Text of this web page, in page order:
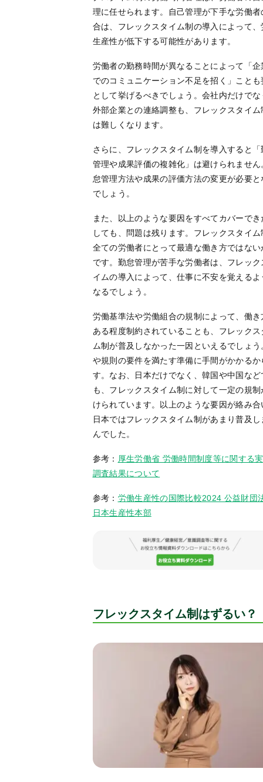
理に任せられます。自己管理が下手な労働者
合は、フレックスタイム制の導入によって、
生産性が低下する可能性があります。
労働者の勤務時間が異なることによって「企
でのコミュニケーション不足を招く」ことも
として挙げるべきでしょう。会社内だけでな
外部企業との連絡調整も、フレックスタイム
は難しくなります。
さらに、フレックスタイム制を導入すると「
管理や成果評価の複雑化」は避けられません
怠管理方法や成果の評価方法の変更が必要と
でしょう。
また、以上のような要因をすべてカバーでき
しても、問題は残ります。フレックスタイム
全ての労働者にとって最適な働き方ではない
です。勤怠管理が苦手な労働者は、フレック
イムの導入によって、仕事に不安を覚えるよ
なるでしょう。
労働基準法や労働組合の規制によって、働き
ある程度制約されていることも、フレックス
ム制が普及しなかった一因といえるでしょう
や規則の要件を満たす準備に手間がかかるか
す。なお、日本だけでなく、韓国や中国など
も、フレックスタイム制に対して一定の規制
けられています。以上のような要因が絡み合
日本ではフレックスタイム制があまり普及し
んでした。
参考： 厚生労働省 労働時間制度等に関する
調査結果について
参考： 労働生産性の国際比較2024 公益財団
日本生産性本部
フレックスタイム制はずるい？